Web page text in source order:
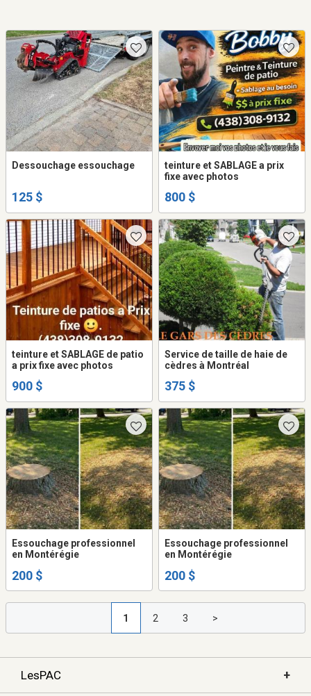
Dessouchage essouchage
125 $
teinture et SABLAGE a prix
fixe avec photos
800 $
teinture et SABLAGE de patio
a prix fixe avec photos
900 $
Service de taille de haie de
cèdres à Montréal
375 $
Essouchage professionnel
en Montérégie
200 $
Essouchage professionnel
en Montérégie
200 $
1 2 3 >
LesPAC +